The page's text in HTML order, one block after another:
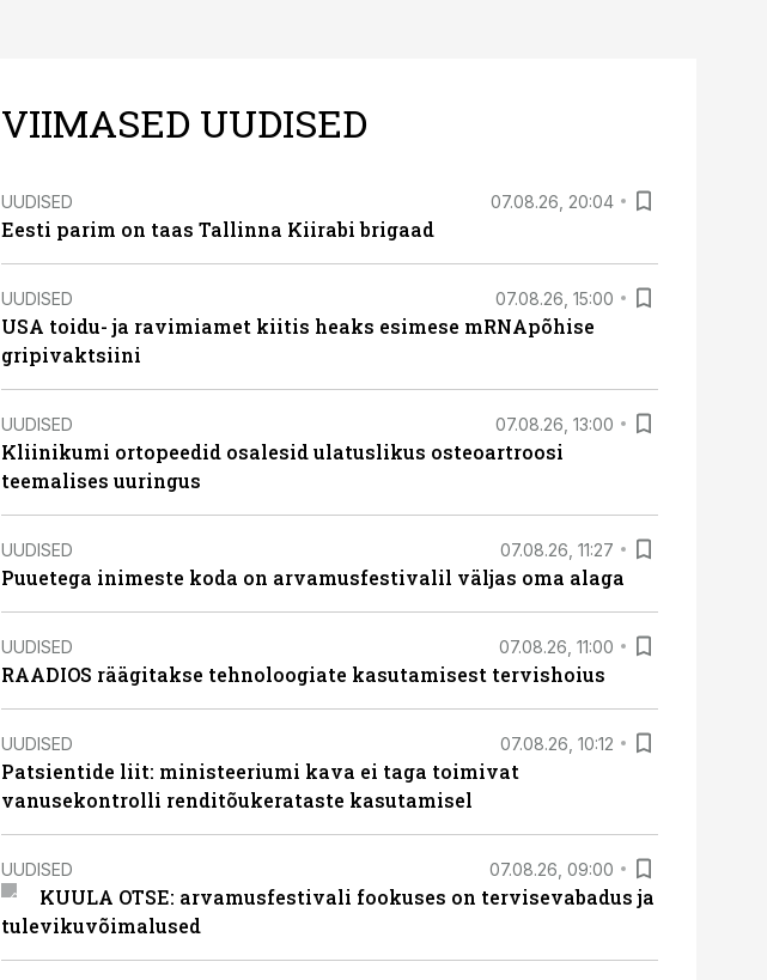
VIIMASED UUDISED
UUDISED 07.08.26, 20:04
Eesti parim on taas Tallinna Kiirabi brigaad
UUDISED 07.08.26, 15:00
USA toidu- ja ravimiamet kiitis heaks esimese mRNApõhise
gripivaktsiini
UUDISED 07.08.26, 13:00
Kliinikumi ortopeedid osalesid ulatuslikus osteoartroosi
teemalises uuringus
UUDISED 07.08.26, 11:27
Puuetega inimeste koda on arvamusfestivalil väljas oma alaga
UUDISED 07.08.26, 11:00
RAADIOS räägitakse tehnoloogiate kasutamisest tervishoius
UUDISED 07.08.26, 10:12
Patsientide liit: ministeeriumi kava ei taga toimivat
vanusekontrolli renditõukerataste kasutamisel
UUDISED 07.08.26, 09:00
KUULA OTSE: arvamusfestivali fookuses on tervisevabadus ja
tulevikuvõimalused